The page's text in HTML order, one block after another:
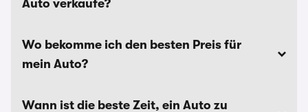
Auto verkaufe?
Wo bekomme ich den besten Preis für
mein Auto?
Wann ist die beste Zeit, ein Auto zu